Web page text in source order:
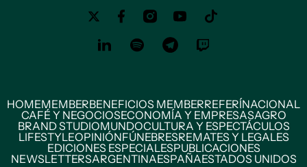
HOMEMEMBERBENEFICIOS MEMBERREFERÍNACIONAL
CAFÉ Y NEGOCIOSECONOMÍA Y EMPRESASAGRO
BRAND STUDIOMUNDOCULTURA Y ESPECTÁCULOS
LIFESTYLEOPINIÓNFÚNEBRESREMATES Y LEGALES
EDICIONES ESPECIALESPUBLICACIONES
NEWSLETTERSARGENTINAESPAÑAESTADOS UNIDOS